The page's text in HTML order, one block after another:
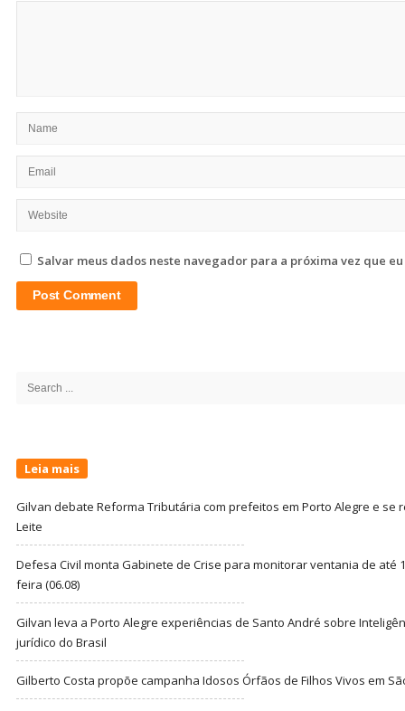
Salvar meus dados neste navegador para a próxima vez que
Search
Leia mais
Gilvan debate Reforma Tributária com prefeitos em Porto Alegre e se
Leite
Defesa Civil monta Gabinete de Crise para monitorar ventania de até
feira (06.08)
Gilvan leva a Porto Alegre experiências de Santo André sobre
jurídico do Brasil
Gilberto Costa propõe campanha Idosos Órfãos de Filhos Vivos em